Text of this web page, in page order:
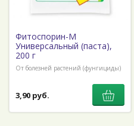
Фитоспорин-М
Универсальный (паста),
200 г
От болезней растений (фунгициды)
3,90 руб.